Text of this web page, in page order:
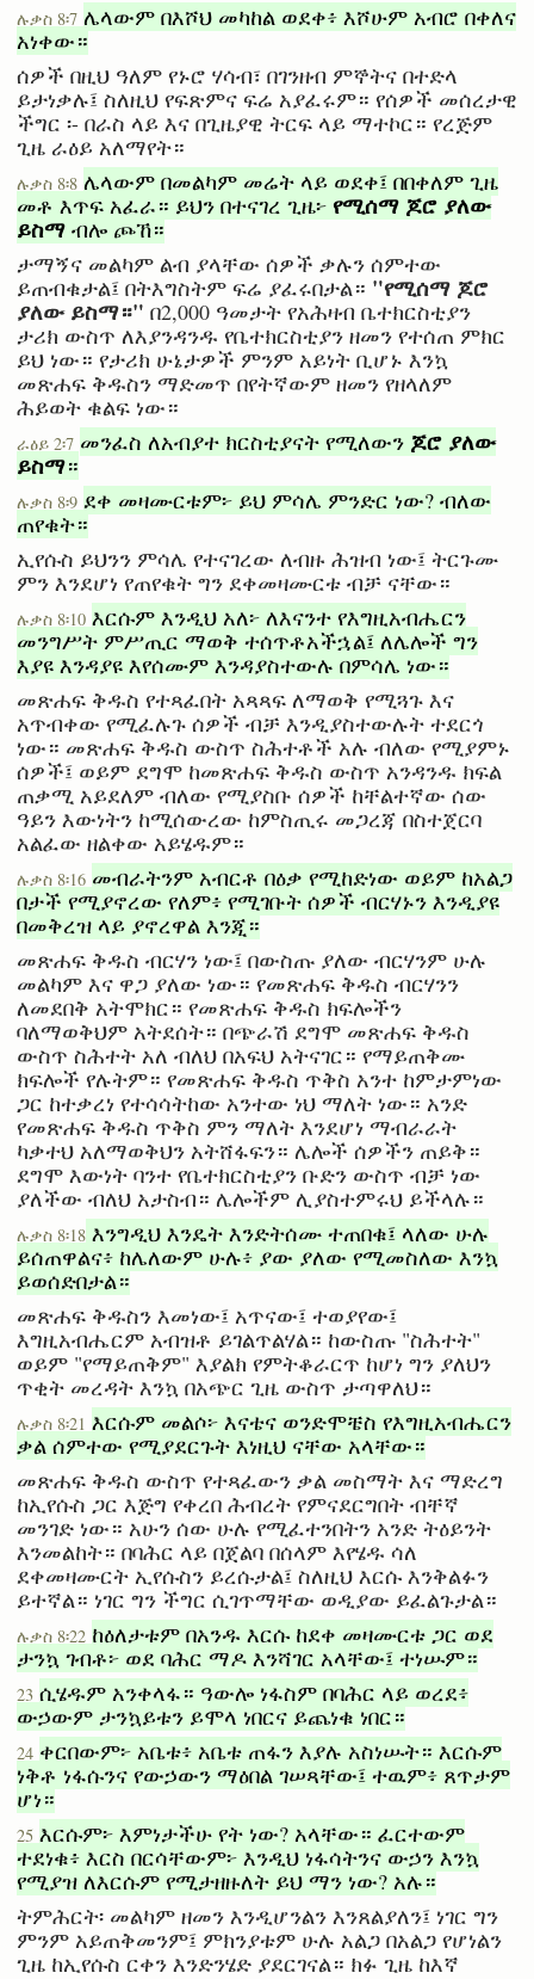
ሉቃስ 8፡7 ሌላውም በእሾህ መካከል ወደቀ፥ እሾሁም አብሮ በቀለና
አነቀው።
ሰዎች በዚህ ዓለም የኑሮ ሃሳብ፣ በገንዘብ ምኞትና በተድላ
ይታነቃሉ፤ ስለዚህ የፍጽምና ፍሬ አያፈሩም። የሰዎች መሰረታዊ
ችግር ፡- በራስ ላይ እና በጊዜያዊ ትርፍ ላይ ማተኮር። የረጅም
ጊዜ ራዕይ አለማየት።
ሉቃስ 8፡8 ሌላውም በመልካም መሬት ላይ ወደቀ፤ በበቀለም ጊዜ
መቶ እጥፍ አፈራ። ይህን በተናገረ ጊዜ፦ የሚሰማ ጆሮ ያለው
ይስማ ብሎ ጮኸ።
ታማኝና መልካም ልብ ያላቸው ሰዎች ቃሉን ሰምተው
ይጠብቁታል፤ በትእግስትም ፍሬ ያፈሩበታል። "የሚሰማ ጆሮ
ያለው ይስማ።" በ2,000 ዓመታት የአሕዛብ ቤተክርስቲያን
ታሪክ ውስጥ ለእያንዳንዱ የቤተክርስቲያን ዘመን የተሰጠ ምክር
ይህ ነው። የታሪክ ሁኔታዎች ምንም አይነት ቢሆኑ እንኳ
መጽሐፍ ቅዱስን ማድመጥ በየትኛውም ዘመን የዘላለም
ሕይወት ቁልፍ ነው።
ራዕይ 2፡7 መንፈስ ለአብያተ ክርስቲያናት የሚለውን ጆሮ ያለው
ይስማ።
ሉቃስ 8፡9 ደቀ መዛሙርቱም፦ ይህ ምሳሌ ምንድር ነው? ብለው
ጠየቁት።
ኢየሱስ ይህንን ምሳሌ የተናገረው ለብዙ ሕዝብ ነው፤ ትርጉሙ
ምን እንደሆነ የጠየቁት ግን ደቀመዛሙርቱ ብቻ ናቸው።
ሉቃስ 8፡10 እርሱም እንዲህ አለ፦ ለእናንተ የእግዚአብሔርን
መንግሥት ምሥጢር ማወቅ ተሰጥቶአችኋል፤ ለሌሎች ግን
እያዩ እንዳያዩ እየሰሙም እንዳያስተውሉ በምሳሌ ነው።
መጽሐፍ ቅዱስ የተጻፈበት አጻጻፍ ለማወቅ የሚጓጉ እና
አጥብቀው የሚፈሉጉ ሰዎች ብቻ እንዲያስተውሉት ተደርጎ
ነው። መጽሐፍ ቅዱስ ውስጥ ስሕተቶች አሉ ብለው የሚያምኑ
ሰዎች፤ ወይም ደግሞ ከመጽሐፍ ቅዱስ ውስጥ አንዳንዱ ክፍል
ጠቃሚ አይደለም ብለው የሚያስቡ ሰዎች ከቸልተኛው ሰው
ዓይን እውነትን ከሚሰውረው ከምስጢሩ መጋረጃ በስተጀርባ
አልፈው ዘልቀው አይሄዱም።
ሉቃስ 8፡16 መብራትንም አብርቶ በዕቃ የሚከድነው ወይም ከአልጋ
በታች የሚያኖረው የለም፥ የሚገቡት ሰዎች ብርሃኑን እንዲያዩ
በመቅረዝ ላይ ያኖረዋል እንጂ።
መጽሐፍ ቅዱስ ብርሃን ነው፤ በውስጡ ያለው ብርሃንም ሁሉ
መልካም እና ዋጋ ያለው ነው። የመጽሐፍ ቅዱስ ብርሃንን
ለመደበቅ አትሞክር። የመጽሐፍ ቅዱስ ክፍሎችን
ባለማወቅህም አትደሰት። በጭራሽ ደግሞ መጽሐፍ ቅዱስ
ውስጥ ስሕተት አለ ብለህ በአፍህ አትናገር። የማይጠቅሙ
ክፍሎች የሉትም። የመጽሐፍ ቅዱስ ጥቅስ አንተ ከምታምነው
ጋር ከተቃረነ የተሳሳትከው አንተው ነህ ማለት ነው። አንድ
የመጽሐፍ ቅዱስ ጥቅስ ምን ማለት እንደሆነ ማብራራት
ካቃተህ አለማወቅህን አትሸፋፍን። ሌሎች ሰዎችን ጠይቅ።
ደግሞ እውነት ባንተ የቤተክርስቲያን ቡድን ውስጥ ብቻ ነው
ያለችው ብለህ አታስብ። ሌሎችም ሊያስተምሩህ ይችላሉ።
ሉቃስ 8፡18 እንግዲህ እንዴት እንድትሰሙ ተጠበቁ፤ ላለው ሁሉ
ይሰጠዋልና፥ ከሌለውም ሁሉ፥ ያው ያለው የሚመስለው እንኳ
ይወሰድበታል።
መጽሐፍ ቅዱስን እመነው፤ አጥናው፤ ተወያየው፤
እግዚአብሔርም አብዝቶ ይገልጥልሃል። ከውስጡ "ስሕተት"
ወይም "የማይጠቅም" እያልክ የምትቆራርጥ ከሆነ ግን ያለህን
ጥቂት መረዳት እንኳ በአጭር ጊዜ ውስጥ ታጣዋለህ።
ሉቃስ 8፡21 እርሱም መልሶ፦ እናቴና ወንድሞቼስ የእግዚአብሔርን
ቃል ሰምተው የሚያደርጉት እነዚህ ናቸው አላቸው።
መጽሐፍ ቅዱስ ውስጥ የተጻፈውን ቃል መስማት እና ማድረግ
ከኢየሱስ ጋር እጅግ የቀረበ ሕብረት የምናደርግበት ብቸኛ
መንገድ ነው። አሁን ሰው ሁሉ የሚፈተንበትን አንድ ትዕይንት
እንመልከት። በባሕር ላይ በጀልባ በሰላም እየሄዱ ሳለ
ደቀመዛሙርት ኢየሱስን ይረሱታል፤ ስለዚህ እርሱ እንቅልፉን
ይተኛል። ነገር ግን ችግር ሲገጥማቸው ወዲያው ይፈልጉታል።
ሉቃስ 8፡22 ከዕለታቱም በአንዱ እርሱ ከደቀ መዛሙርቱ ጋር ወደ
ታንኳ ገብቶ፦ ወደ ባሕር ማዶ እንሻገር አላቸው፤ ተነሡም።
23 ሲሄዱም አንቀላፋ። ዓውሎ ነፋስም በባሕር ላይ ወረደ፥
ውኃውም ታንኳይቱን ይሞላ ነበርና ይጨነቁ ነበር።
24 ቀርበውም፦ አቤቱ፥ አቤቱ ጠፋን እያሉ አስነሡት። እርሱም
ነቅቶ ነፋሱንና የውኃውን ማዕበል ገሠጻቸው፤ ተዉም፥ ጸጥታም
ሆነ።
25 እርሱም፦ እምነታችሁ የት ነው? አላቸው። ፈርተውም
ተደነቁ፥ እርስ በርሳቸውም፦ እንዲህ ነፋሳትንና ውኃን እንኳ
የሚያዝ ለእርሱም የሚታዘዙለት ይህ ማን ነው? አሉ።
ትምሕርት፡ መልካም ዘመን እንዲሆንልን እንጸልያለን፤ ነገር ግን
ምንም አይጠቅመንም፤ ምክንያቱም ሁሉ አልጋ በአልጋ የሆነልን
ጊዜ ከኢየሱስ ርቀን እንድንሄድ ያደርገናል። ክፉ ጊዜ ከእኛ